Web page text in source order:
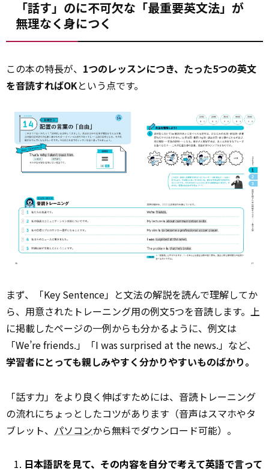
「話す」のに不可欠な「最重要英文法」が
無理なく身につく
この本の特長が、 1つのレッスンにつき、たった5つの英文
を音読すればOKという点です。
まず、「Key Sentence」と文法の解説を読んで理解してか
ら、用意されたトレーニング用の例文5つを音読します。上
に掲載したページの一例からも分かるように、例文は
「We’re friends.」「I was surprised at the news.」など、
学習者にとっても親しみやすく分かりやすいものばかり。
「話す力」をより良く伸ばすためには、音読トレーニング
の流れにちょっとしたコツがあります（音声はスマホやタ
ブレット、 パソコンから無料でダウンロード可能）。
日本語訳を見て、その内容を自分で考えて英語で言って